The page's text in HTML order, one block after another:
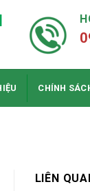
CHÍNH
LIÊN